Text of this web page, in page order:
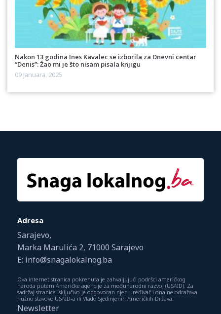
Nakon 13 godina Ines Kavalec se izborila za Dnevni centar
“Denis”: Žao mi je što nisam pisala knjigu
09 Januara, 2025
Adresa
Sarajevo,
Marka Marulića 2, 71000 Sarajevo
E: info@snagalokalnog.ba
Ova internet stranica pokrenuta je zahvaljujući podršci američkog
naroda putem Američke agencije za međunarodni razvoj (USAID). Za
sadržaj stranice isključivo je odgovoran njen uređivač i ona ne odražava
nužno stavove USAID-a ili Vlade Sjedinjenih Američkih Država.
Newsletter